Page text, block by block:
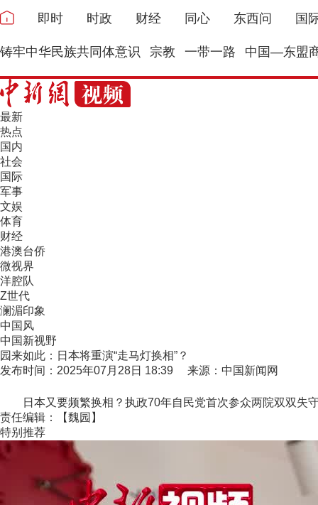
即时 时政 财经 同心 东西问 国
铸牢中华民族共同体意识 宗教 一带一路 中国—东盟
最新
热点
国内
社会
国际
军事
文娱
体育
财经
港澳台侨
微视界
洋腔队
Z世代
澜湄印象
中国风
中国新视野
园来如此：日本将重演“走马灯换相”？
发布时间：2025年07月28日 18:39 来源：中国新闻网
日本又要频繁换相？执政70年自民党首次参众两院双双失守
责任编辑：【魏园】
特别推荐